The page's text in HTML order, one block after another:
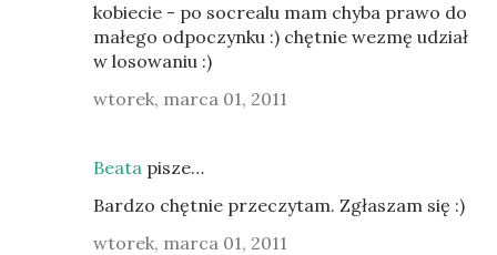
kobiecie - po socrealu mam chyba prawo do
małego odpoczynku :) chętnie wezmę udział
w losowaniu :)
wtorek, marca 01, 2011
Beata pisze…
Bardzo chętnie przeczytam. Zgłaszam się :)
wtorek, marca 01, 2011